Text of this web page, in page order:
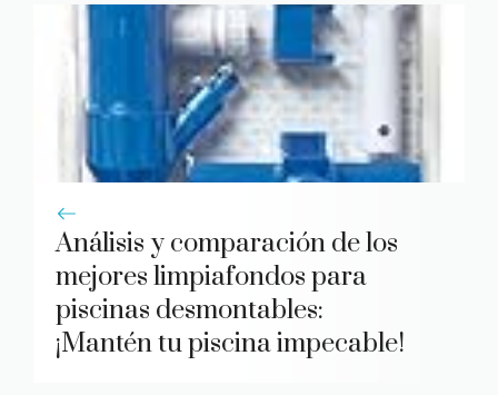
Análisis y comparación de los
mejores limpiafondos para
piscinas desmontables:
¡Mantén tu piscina impecable!